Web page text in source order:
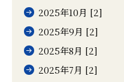
2025年10月 [2]
2025年9月 [2]
2025年8月 [2]
2025年7月 [2]